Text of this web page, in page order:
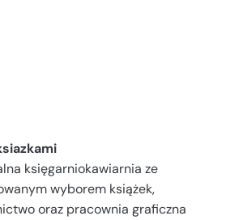
księgarniokawiarnia ze
wyborem książek,
oraz pracownia graficzna